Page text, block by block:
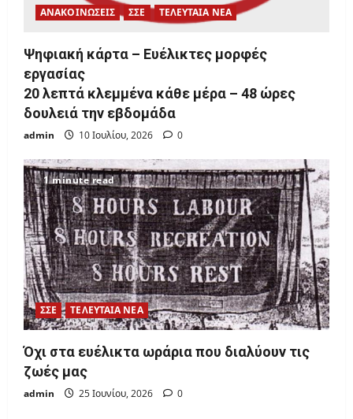
ΑΝΑΚΟΙΝΩΣΕΙΣ ΣΣΕ ΤΕΛΕΥΤΑΙΑ ΝΕΑ
Ψηφιακή κάρτα – Ευέλικτες μορφές
εργασίας
20 λεπτά κλεμμένα κάθε μέρα – 48 ώρες
δουλειά την εβδομάδα
admin 10 Ιουλίου, 2026 0
1 minute read
ΣΣΕ ΤΕΛΕΥΤΑΙΑ ΝΕΑ
Όχι στα ευέλικτα ωράρια που διαλύουν τις
ζωές μας
admin 25 Ιουνίου, 2026 0